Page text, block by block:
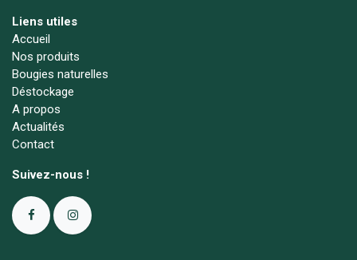
Liens utiles
Accueil
Nos produits
Bougies naturelles
Déstockage
A propos
Actualités
Contact
Suivez-nous !